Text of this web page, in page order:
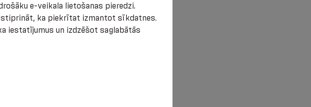
e-veikala lietošanas pieredzi.
ka piekrītat izmantot sīkdatnes.
iestatījumus un izdzēšot saglabātās